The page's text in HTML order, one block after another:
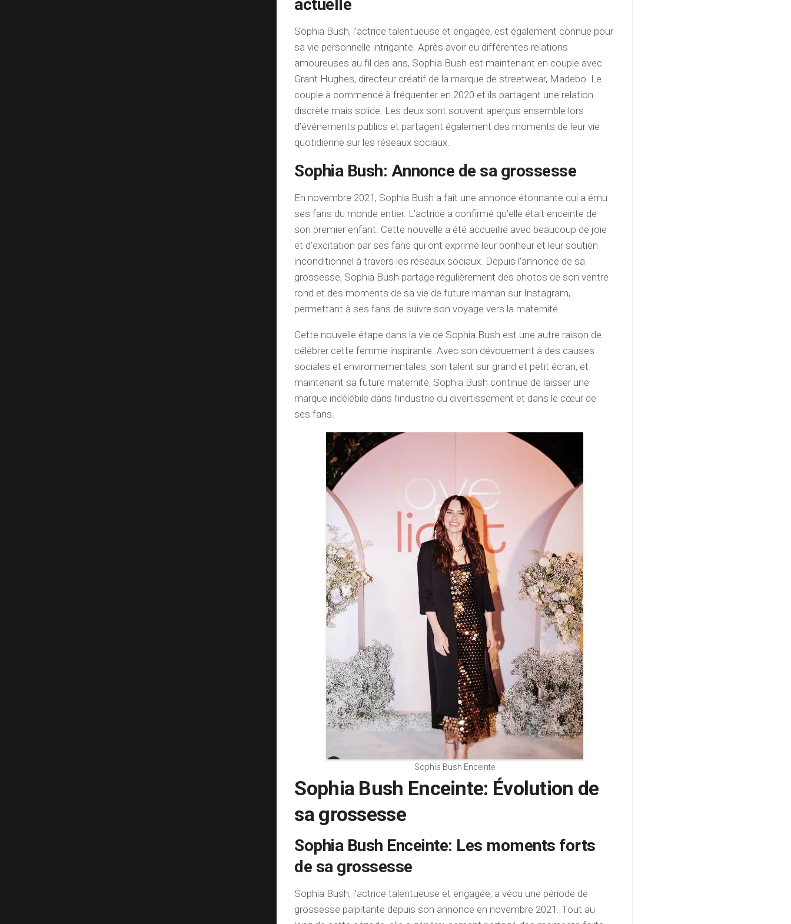
actuelle
Sophia Bush, l’actrice talentueuse et engagée, est également connue pour
sa vie personnelle intrigante. Après avoir eu différentes relations
amoureuses au fil des ans, Sophia Bush est maintenant en couple avec
Grant Hughes, directeur créatif de la marque de streetwear, Madebo. Le
couple a commencé à fréquenter en 2020 et ils partagent une relation
discrète mais solide. Les deux sont souvent aperçus ensemble lors
d’événements publics et partagent également des moments de leur vie
quotidienne sur les réseaux sociaux.
Sophia Bush: Annonce de sa grossesse
En novembre 2021, Sophia Bush a fait une annonce étonnante qui a ému
ses fans du monde entier. L’actrice a confirmé qu’elle était enceinte de
son premier enfant. Cette nouvelle a été accueillie avec beaucoup de joie
et d’excitation par ses fans qui ont exprimé leur bonheur et leur soutien
inconditionnel à travers les réseaux sociaux. Depuis l’annonce de sa
grossesse, Sophia Bush partage régulièrement des photos de son ventre
rond et des moments de sa vie de future maman sur Instagram,
permettant à ses fans de suivre son voyage vers la maternité.
Cette nouvelle étape dans la vie de Sophia Bush est une autre raison de
célébrer cette femme inspirante. Avec son dévouement à des causes
sociales et environnementales, son talent sur grand et petit écran, et
maintenant sa future maternité, Sophia Bush continue de laisser une
marque indélébile dans l’industrie du divertissement et dans le cœur de
ses fans.
Sophia Bush Enceinte
Sophia Bush Enceinte: Évolution de
sa grossesse
Sophia Bush Enceinte: Les moments forts
de sa grossesse
Sophia Bush, l’actrice talentueuse et engagée, a vécu une période de
grossesse palpitante depuis son annonce en novembre 2021. Tout au